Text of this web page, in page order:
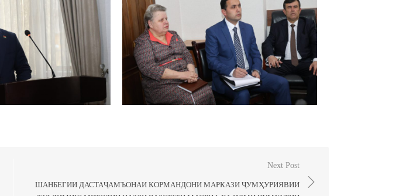
Next Post
ШАНБЕГИИ ДАСТАҶАМЪОНАИ КОРМАНДОНИ МАРКАЗИ ҶУМҲУРИЯВИИ